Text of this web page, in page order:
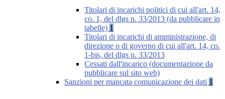
Titolari di incarichi politici di cui all'art. 14,
co. 1, del dlgs n. 33/2013 (da pubblicare in
tabelle) 1
Titolari di incarichi di amministrazione, di
direzione o di governo di cui all'art. 14, co.
1-bis, del dlgs n. 33/2013
Cessati dall'incarico (documentazione da
pubblicare sul sito web)
Sanzioni per mancata comunicazione dei dati 1